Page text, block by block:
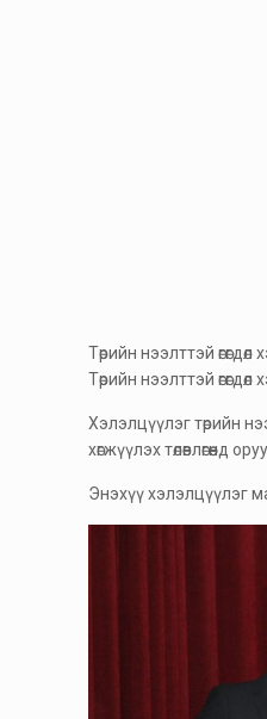
Төрийн нээлттэй
Төрийн нээлттэй
Хэлэлцүүлэг төрийн
хөгжүүлэх
Энэхүү хэлэлцүүлэг